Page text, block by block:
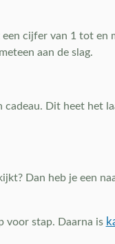
cijfer van 1 tot
aan de slag.
Dit heet het
Dan heb je een
voor stap. Daarna is